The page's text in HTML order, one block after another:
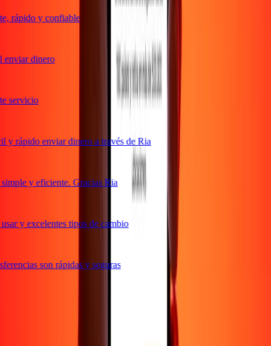
rápido y confiable
dinero
rápido enviar dinero a través de Ria
y eficiente. Gracias Ria
y excelentes tipos de cambio
son rápidas y seguras